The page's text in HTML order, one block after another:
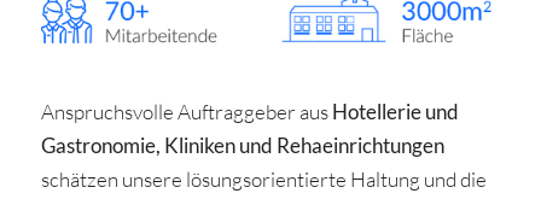
Anspruchsvolle Auftraggeber ausHotellerie und
Gastronomie, Kliniken und Rehaeinrichtungen
schätzen unsere lösungsorientierte Haltung und die